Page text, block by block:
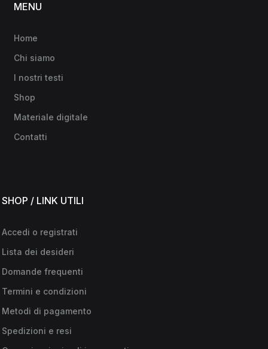
MENU
Home
Chi siamo
I nostri testi
Shop
Materiale digitale
Contatti
SHOP / LINK UTILI
Accedi o registrati
Lista dei desideri
Domande frequenti
Termini e condizioni
Metodi di pagamento
Spedizioni e resi